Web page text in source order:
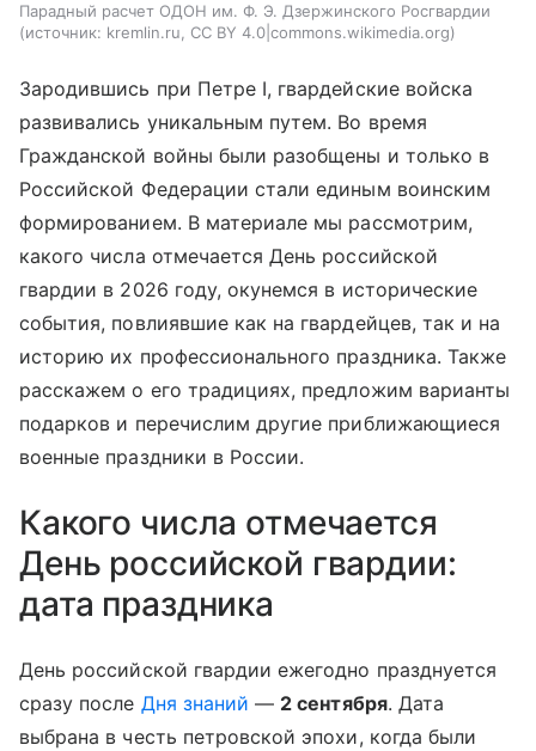
Парадный расчет ОДОН им. Ф. Э. Дзержинского Росгвардии
источник: kremlin.ru, CC BY 4.0|commons.wikimedia.org
Зародившись при Петре I, гвардейские войска
развивались уникальным путем. Во время
Гражданской войны были разобщены и только в
Российской Федерации стали единым воинским
формированием. В материале мы рассмотрим,
какого числа отмечается День российской
гвардии в 2026 году, окунемся в исторические
события, повлиявшие как на гвардейцев, так и на
историю их профессионального праздника. Также
расскажем о его традициях, предложим варианты
подарков и перечислим другие приближающиеся
военные праздники в России.
Какого числа отмечается
День российской гвардии:
дата праздника
День российской гвардии ежегодно празднуется
сразу после Дня знаний — 2 сентября. Дата
выбрана в честь петровской эпохи, когда были